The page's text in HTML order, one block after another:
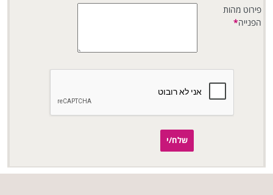
פירוט מהות
הפנייה*
שלח/י